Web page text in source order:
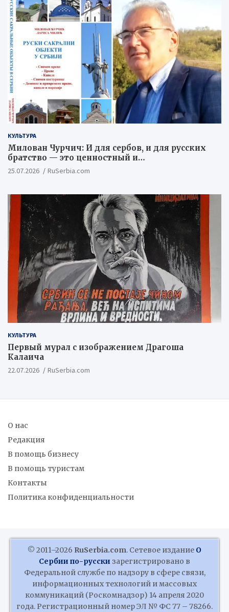
КУЛЬТУРА
Милован Чурчич: И для сербов, и для русских
братство — это ценностный и
цивилизационный концепт
25.07.2026 RuSerbia.com
КУЛЬТУРА
Первый мурал с изображением Драгоша
Калаича
22.07.2026 RuSerbia.com
О нас
Редакция
В помощь бизнесу
В помощь туристам
Контакты
Политика конфиденциальности
© 2011–2026 RuSerbia.com. Сетевое издание О
Сербии по-русски зарегистрировано в
Федеральной службе по надзору в сфере связи,
информационных технологий и массовых
коммуникаций (Роскомнадзор) 14 апреля 2020
года. Регистрационный номер ЭЛ № ФС 77 – 78266.